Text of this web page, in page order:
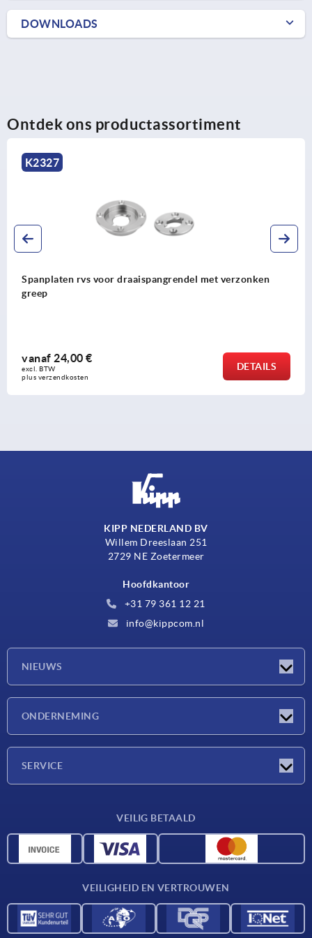
DOWNLOADS
Ontdek ons productassortiment
K2327
Spanplaten rvs voor draaispangrendel met verzonken
greep
vanaf 24,00 €
excl. BTW
plus verzendkosten
DETAILS
KIPP NEDERLAND BV
Willem Dreeslaan 251
2729 NE Zoetermeer
Hoofdkantoor
+31 79 361 12 21
info@kippcom.nl
NIEUWS
ONDERNEMING
SERVICE
CAD-gegevens
VEILIG BETAALD
VEILIGHEID EN VERTROUWEN